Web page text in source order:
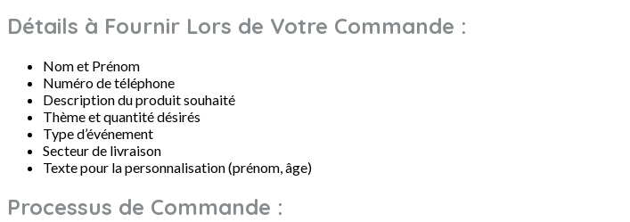
Détails à Fournir Lors de Votre Commande :
Nom et Prénom
Numéro de téléphone
Description du produit souhaité
Thème et quantité désirés
Type d’événement
Secteur de livraison
Texte pour la personnalisation (prénom, âge)
Processus de Commande :